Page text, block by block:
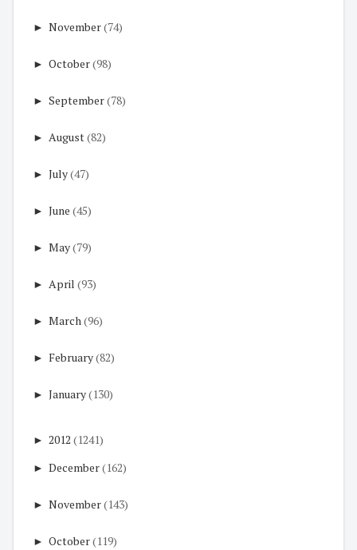
► November(74)
► October(98)
► September(78)
► August(82)
► July(47)
► June (45)
► May(79)
► April (93)
► March(96)
► February(82)
► January(130)
► 2012 (1241)
► December(162)
► November(143)
► October(119)